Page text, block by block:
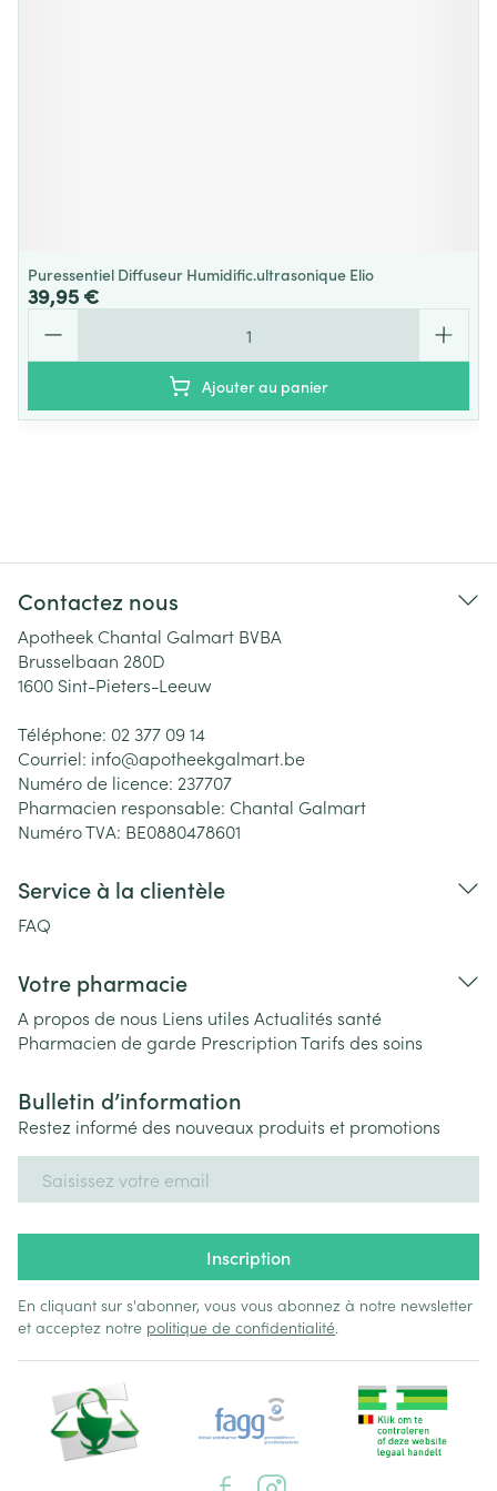
Puressentiel Diffuseur Humidific.ultrasonique Elio
39,95 €
Ajouter au panier
Contactez nous
Apotheek Chantal Galmart BVBA
Brusselbaan 280D
1600 Sint-Pieters-Leeuw
Téléphone: 02 377 09 14
Courriel: info@apotheekgalmart.be
Numéro de licence: 237707
Pharmacien responsable: Chantal Galmart
Numéro TVA: BE0880478601
Service à la clientèle
FAQ
Votre pharmacie
A propos de nous Liens utiles Actualités santé
Pharmacien de garde PrescriptionTarifs des soins
Bulletin d’information
Restez informé des nouveaux produits et promotions
Inscription
En cliquant sur s'abonner, vous vous abonnez à notre newsletter
et acceptez notre politique de confidentialité.